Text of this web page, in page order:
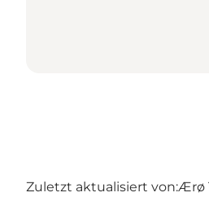
Zuletzt aktualisiert von:Ærø